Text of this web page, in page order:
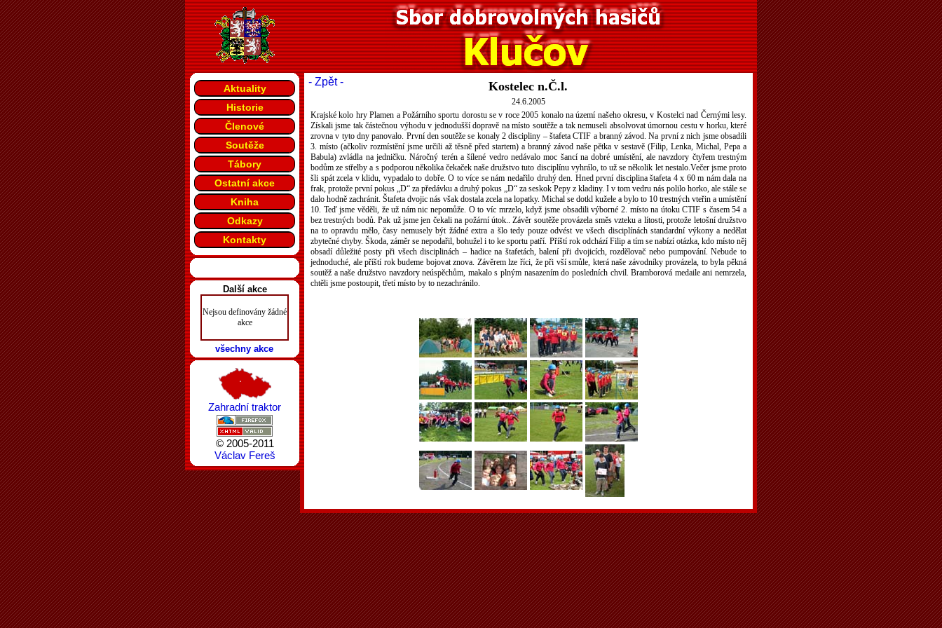
- Zpět - Kostelec n.Č.l.
24.6.2005
Krajské kolo hry Plamen a Požárního sportu dorostu se v roce 2005 konalo na území našeho okresu, v Kostelci nad Černými lesy.
Získali jsme tak částečnou výhodu v jednodušší dopravě na místo soutěže a tak nemuseli absolvovat úmornou cestu v horku, které
zrovna v tyto dny panovalo. První den soutěže se konaly 2 discipliny – štafeta CTIF a branný závod. Na první z nich jsme obsadili
3. místo (ačkoliv rozmístění jsme určili až těsně před startem) a branný závod naše pětka v sestavě (Filip, Lenka, Michal, Pepa a
Babula) zvládla na jedničku. Náročný terén a šílené vedro nedávalo moc šancí na dobré umístění, ale navzdory čtyřem trestným
bodům ze střelby a s podporou několika čekaček naše družstvo tuto disciplínu vyhrálo, to už se několik let nestalo.Večer jsme proto
šli spát zcela v klidu, vypadalo to dobře. O to více se nám nedařilo druhý den. Hned první disciplina štafeta 4 x 60 m nám dala na
frak, protože první pokus „D“ za předávku a druhý pokus „D“ za seskok Pepy z kladiny. I v tom vedru nás polilo horko, ale stále se
dalo hodně zachránit. Štafeta dvojic nás však dostala zcela na lopatky. Michal se dotkl kužele a bylo to 10 trestných vteřin a umístění
10. Teď jsme věděli, že už nám nic nepomůže. O to víc mrzelo, když jsme obsadili výborné 2. místo na útoku CTIF s časem 54 a
bez trestných bodů. Pak už jsme jen čekali na požární útok.. Závěr soutěže provázela směs vzteku a lítosti, protože letošní družstvo
na to opravdu mělo, časy nemusely být žádné extra a šlo tedy pouze odvést ve všech disciplínách standardní výkony a nedělat
zbytečné chyby. Škoda, záměr se nepodařil, bohužel i to ke sportu patří. Příští rok odchází Filip a tím se nabízí otázka, kdo místo něj
obsadí důležité posty při všech disciplinách – hadice na štafetách, balení při dvojicích, rozdělovač nebo pumpování. Nebude to
jednoduché, ale příští rok budeme bojovat znova. Závěrem lze říci, že při vší smůle, která naše závodníky provázela, to byla pěkná
soutěž a naše družstvo navzdory neúspěchům, makalo s plným nasazením do posledních chvil. Bramborová medaile ani nemrzela,
chtěli jsme postoupit, třetí místo by to nezachránilo.
Aktuality
Historie
Členové
Soutěže
Tábory
Ostatní akce
Kniha
Odkazy
Kontakty
Další akce
Nejsou definovány žádné
akce
všechny akce
Zahradní traktor
© 2005-2011
Václav Fereš